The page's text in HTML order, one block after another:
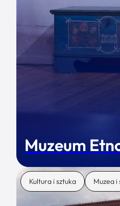
Muzeum
Kultura i sztuka Muzea i